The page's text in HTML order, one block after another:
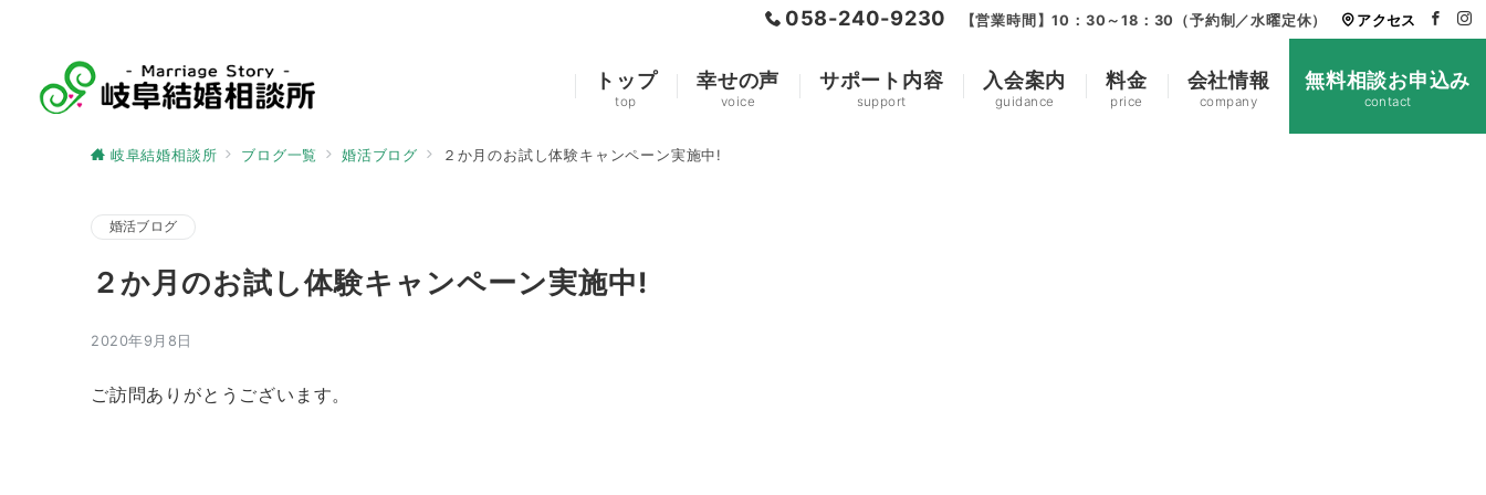
058-240-9230 【営業時間】10：30～18：30（予約制／水曜定休） アクセス
トップ
top
幸せの声
voice
サポート内容
support
入会案内
guidance
料金
price
会社情報
company
無料相談お申込み
contact
岐阜結婚相談所 ブログ一覧 婚活ブログ ２か月のお試し体験キャンペーン実施中!
婚活ブログ
２か月のお試し体験キャンペーン実施中!
2020年9月8日
ご訪問ありがとうございます。